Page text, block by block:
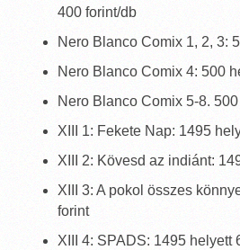
400 forint/db
Nero Blanco Comix 1, 2, 3:
Nero Blanco Comix 4: 500
Nero Blanco Comix 5-8.
XIII 1: Fekete Nap: 1495
XIII 2: Kövesd az indiánt:
XIII 3: A pokol összes
forint
XIII 4: SPADS: 1495 helyett